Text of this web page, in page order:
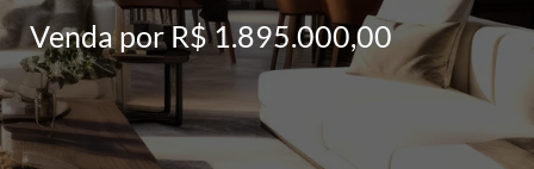
Venda por R$ 1.895.000,00